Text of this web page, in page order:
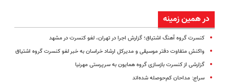
در همین زمینه
کنسرت گروه آهنگ اشتیاق؛ گزارش اجرا در تهران، لغو کنسرت در مشهد
واکنش متفاوت دفتر موسیقی و مدیرکل ارشاد خراسان به خبر لغو کنسرت گروه اشتیاق
گزارشی از کنسرت بازسازی گروه همایون به سرپرستی مهرنیا
سراج: مداحان کم‌حوصله شده‌اند